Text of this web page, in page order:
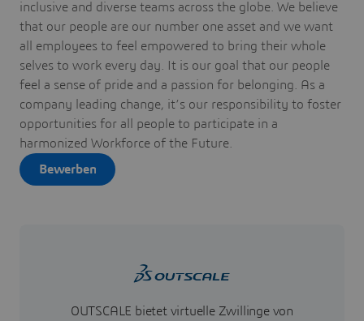
inclusive and diverse teams across the globe. We believe
that our people are our number one asset and we want
all employees to feel empowered to bring their whole
selves to work every day. It is our goal that our people
feel a sense of pride and a passion for belonging. As a
company leading change, it’s our responsibility to foster
opportunities for all people to participate in a
harmonized Workforce of the Future.
Bewerben
OUTSCALE bietet virtuelle Zwillinge von